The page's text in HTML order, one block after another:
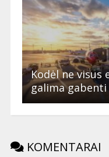
Kodėl ne
galima gabenti
KOMENTARAI